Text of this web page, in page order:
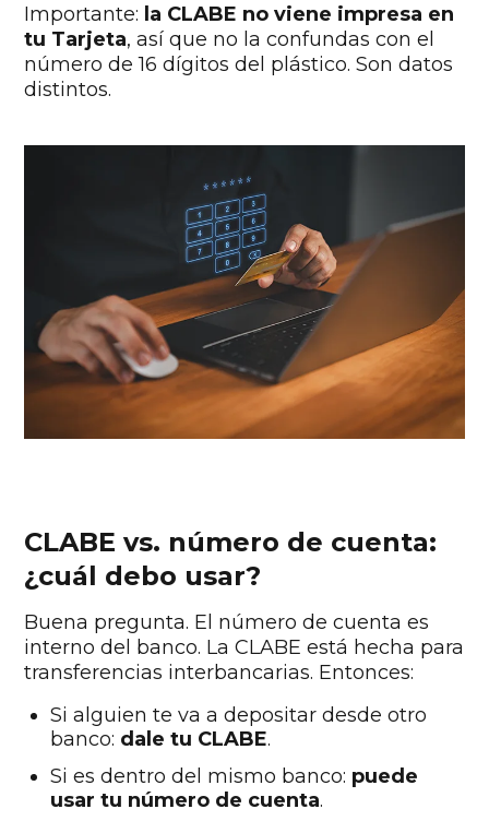
Importante: la CLABE no viene impresa en
tu Tarjeta, así que no la confundas con el
número de 16 dígitos del plástico. Son datos
distintos.
CLABE vs. número de cuenta:
¿cuál debo usar?
Buena pregunta. El número de cuenta es
interno del banco. La CLABE está hecha para
transferencias interbancarias. Entonces:
Si alguien te va a depositar desde otro
banco: dale tu CLABE.
Si es dentro del mismo banco: puede
usar tu número de cuenta.